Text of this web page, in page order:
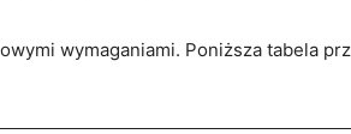
wymaganiami. Poniższa tabela